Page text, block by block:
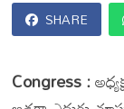
SHARE
Congress :